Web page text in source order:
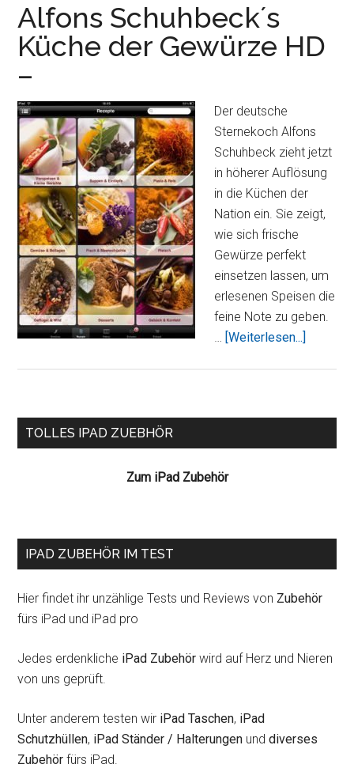
für
Kette?
Alfons Schuhbeck´s
Küche der Gewürze HD
–
Der deutsche
Sternekoch Alfons
Schuhbeck zieht jetzt
in höherer Auflösung
in die Küchen der
Nation ein. Sie zeigt,
wie sich frische
Gewürze perfekt
einsetzen lassen, um
erlesenen Speisen die
feine Note zu geben.
… [Weiterlesen...]
der
Seitenspalte
TOLLES IPAD ZUEBHÖR
Zum iPad Zubehör
IPAD ZUBEHÖR IM TEST
Hier findet ihr unzählige Tests und Reviews von Zubehör
fürs iPad und iPad pro
Jedes erdenkliche iPad Zubehör wird auf Herz und Nieren
von uns geprüft.
Unter anderem testen wir iPad Taschen, iPad
Schutzhüllen, iPad Ständer / Halterungen unddiverses
Zubehör fürs iPad.